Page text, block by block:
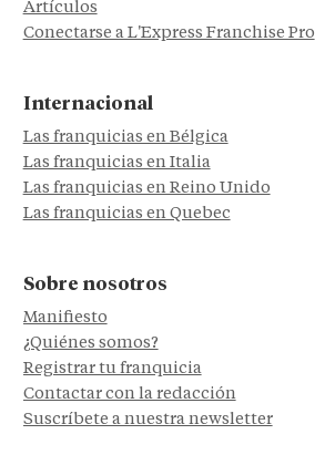
Artículos
Conectarse a L'Express Franchise Pro
Internacional
Las franquicias en Bélgica
Las franquicias en Italia
Las franquicias en Reino Unido
Las franquicias en Quebec
Sobre nosotros
Manifiesto
¿Quiénes somos?
Registrar tu franquicia
Contactar con la redacción
Suscríbete a nuestra newsletter